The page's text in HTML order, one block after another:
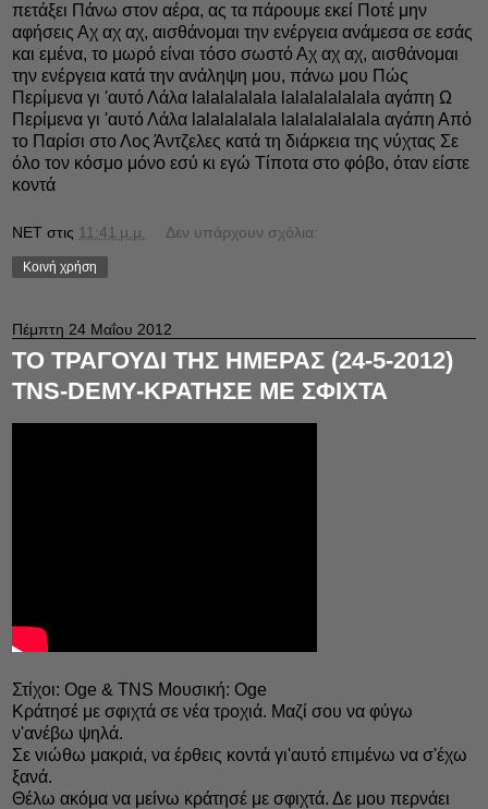
πετάξει Πάνω στον αέρα, ας τα πάρουμε εκεί Ποτέ μην
αφήσεις Αχ αχ αχ, αισθάνομαι την ενέργεια ανάμεσα σε εσάς
και εμένα, το μωρό είναι τόσο σωστό Αχ αχ αχ, αισθάνομαι
την ενέργεια κατά την ανάληψη μου, πάνω μου Πώς
Περίμενα γι 'αυτό Λάλα lalalalalala lalalalalalala αγάπη Ω
Περίμενα γι 'αυτό Λάλα lalalalalala lalalalalalala αγάπη Από
το Παρίσι στο Λος Άντζελες κατά τη διάρκεια της νύχτας Σε
όλο τον κόσμο μόνο εσύ κι εγώ Τίποτα στο φόβο, όταν είστε
κοντά
NET στις 11:41 μ.μ. Δεν υπάρχουν σχόλια:
Κοινή χρήση
Πέμπτη 24 Μαΐου 2012
ΤΟ ΤΡΑΓΟΥΔΙ ΤΗΣ ΗΜΕΡΑΣ (24-5-2012)
TNS-DEMY-ΚΡΑΤΗΣΕ ΜΕ ΣΦΙΧΤΑ
Στίχοι: Oge & TNS Μουσική: Oge
Κράτησέ με σφιχτά σε νέα τροχιά. Μαζί σου να φύγω
ν'ανέβω ψηλά.
Σε νιώθω μακριά, να έρθεις κοντά γι'αυτό επιμένω να σ'έχω
ξανά.
Θέλω ακόμα να μείνω κράτησέ με σφιχτά. Δε μου περνάει